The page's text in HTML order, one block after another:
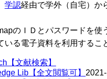
学認経由で学外（自宅）か
のＩＤとパスワードを使
いる電子資料を利用するこ
【文献検索】
Lib【全文閲覧可】